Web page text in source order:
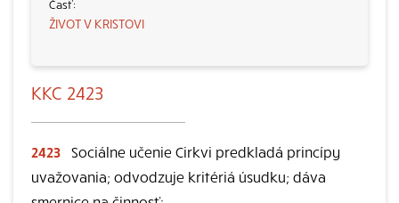
ŽIVOT V KRISTOVI
KKC 2423
2423 Sociálne učenie Cirkvi predkladá princípy
uvažovania; odvodzuje kritériá úsudku; dáva